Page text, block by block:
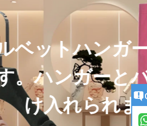
ック製ハンガー
はカスタムに受